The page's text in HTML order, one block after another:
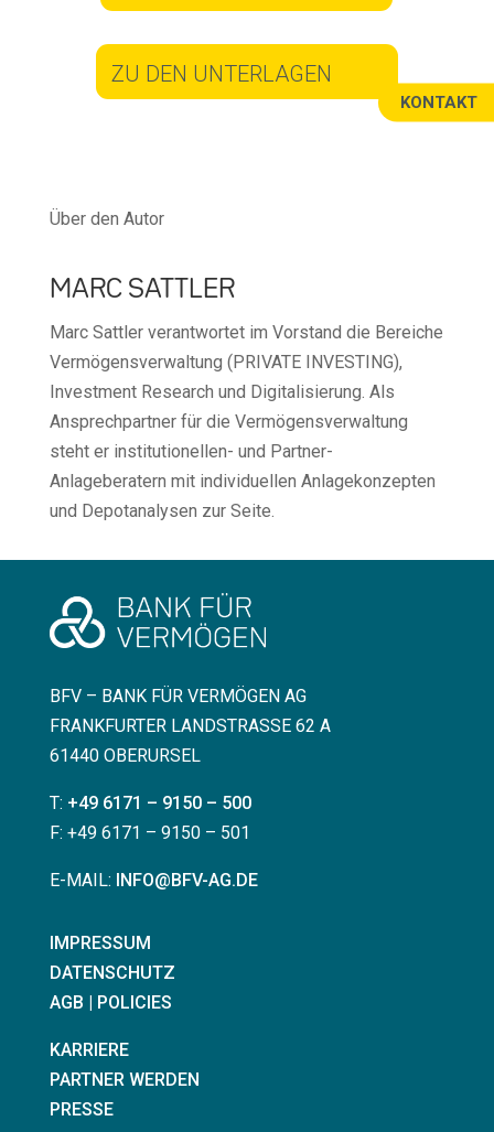
ZU DEN UNTERLAGEN
Über den Autor
MARC SATTLER
Marc Sattler verantwortet im Vorstand die Bereiche
Vermögensverwaltung (PRIVATE INVESTING),
Investment Research und Digitalisierung. Als
Ansprechpartner für die Vermögensverwaltung
steht er institutionellen- und Partner-
Anlageberatern mit individuellen Anlagekonzepten
und Depotanalysen zur Seite.
KONTAKT
BFV – BANK FÜR VERMÖGEN AG
FRANKFURTER LANDSTRASSE 62 A
61440 OBERURSEL
T: +49 6171 – 9150 – 500
F: +49 6171 – 9150 – 501
E-MAIL: INFO@BFV-AG.DE
IMPRESSUM
DATENSCHUTZ
AGB | POLICIES
KARRIERE
PARTNER WERDEN
PRESSE